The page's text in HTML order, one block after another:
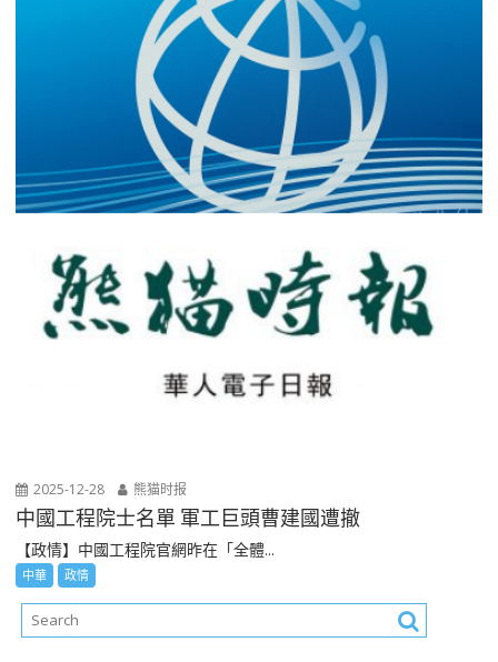
2025-12-28 熊猫时报
中國工程院士名單 軍工巨頭曹建國遭撤
【政情】中國工程院官網昨在「全體...
中華 政情